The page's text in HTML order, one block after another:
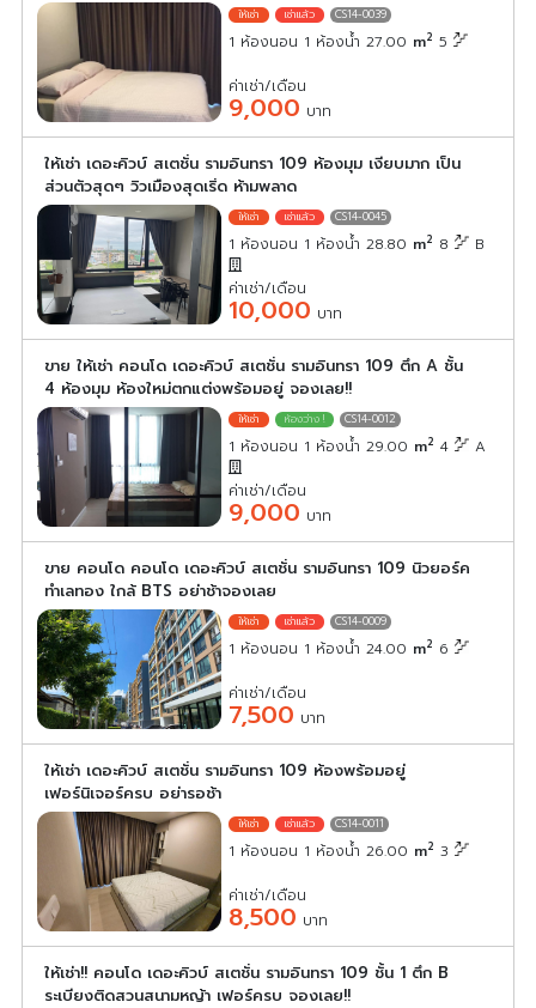
CS14-0039
1 ห้องนอน 1 ห้องน้ำ 27.00 m2 5
ค่าเช่า/เดือน
9,000 บาท
ให้เช่า เดอะคิวบ์ สเตชั่น รามอินทรา 109 ห้องมุม เงียบมาก เป็น
ส่วนตัวสุดๆ วิวเมืองสุดเริ่ด ห้ามพลาด
CS14-0045
1 ห้องนอน 1 ห้องน้ำ 28.80 m2 8 B
ค่าเช่า/เดือน
10,000 บาท
ขาย ให้เช่า คอนโด เดอะคิวบ์ สเตชั่น รามอินทรา 109 ตึก A ชั้น
4 ห้องมุม ห้องใหม่ตกแต่งพร้อมอยู่ จองเลย!!
CS14-0012
1 ห้องนอน 1 ห้องน้ำ 29.00 m2 4 A
ค่าเช่า/เดือน
9,000 บาท
ขาย คอนโด คอนโด เดอะคิวบ์ สเตชั่น รามอินทรา 109 นิวยอร์ค
ทำเลทอง ใกล้ BTS อย่าช้าจองเลย
CS14-0009
1 ห้องนอน 1 ห้องน้ำ 24.00 m2 6
ค่าเช่า/เดือน
7,500 บาท
ให้เช่า เดอะคิวบ์ สเตชั่น รามอินทรา 109 ห้องพร้อมอยู่
เฟอร์นิเจอร์ครบ อย่ารอช้า
CS14-0011
1 ห้องนอน 1 ห้องน้ำ 26.00 m2 3
ค่าเช่า/เดือน
8,500 บาท
ให้เช่า!! คอนโด เดอะคิวบ์ สเตชั่น รามอินทรา 109 ชั้น 1 ตึก B
ระเบียงติดสวนสนามหญ้า เฟอร์ครบ จองเลย!!